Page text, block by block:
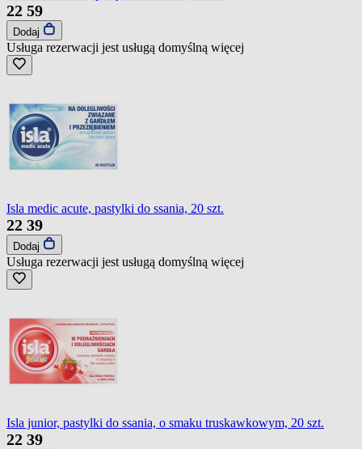
22 59
Dodaj
Usługa rezerwacji jest usługą domyślną więcej
Isla medic acute, pastylki do ssania, 20 szt.
22 39
Dodaj
Usługa rezerwacji jest usługą domyślną więcej
Isla junior, pastylki do ssania, o smaku truskawkowym, 20 szt.
22 39